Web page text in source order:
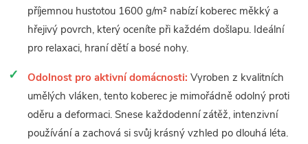
příjemnou hustotou 1600 g/m² nabízí koberec měkký a
hřejivý povrch, který oceníte při každém došlapu. Ideální
pro relaxaci, hraní dětí a bosé nohy.
Odolnost pro aktivní domácnosti: Vyroben z kvalitních
umělých vláken, tento koberec je mimořádně odolný proti
oděru a deformaci. Snese každodenní zátěž, intenzivní
používání a zachová si svůj krásný vzhled po dlouhá léta.